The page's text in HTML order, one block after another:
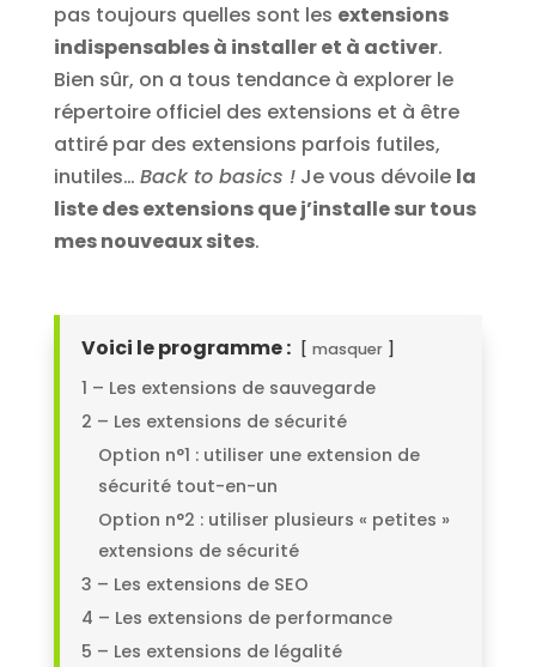
pas toujours quelles sont les extensions
indispensables à installer et à activer.
Bien sûr, on a tous tendance à explorer le
répertoire officiel des extensions et à être
attiré par des extensions parfois futiles,
inutiles… Back to basics !Je vous dévoile la
liste des extensions que j’installe sur tous
mes nouveaux sites.
Voici le programme : masquer
1 – Les extensions de sauvegarde
2 – Les extensions de sécurité
Option n°1 : utiliser une extension de
sécurité tout-en-un
Option n°2 : utiliser plusieurs « petites »
extensions de sécurité
3 – Les extensions de SEO
4 – Les extensions de performance
5 – Les extensions de légalité